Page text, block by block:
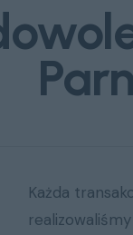
Przyjmuję